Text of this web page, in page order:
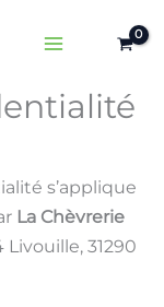
s’applique
La Chèvrerie
Livouille, 31290